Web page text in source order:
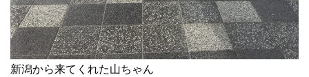
新潟から来てくれた山ちゃん